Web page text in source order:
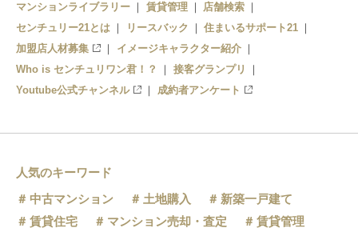
マンションライブラリー
賃貸管理
店舗検索
センチュリー21とは
リースバック
住まいるサポート21
加盟店人材募集
イメージキャラクター紹介
Who is センチュリワン君！？
接客グランプリ
Youtube公式チャンネル
成約者アンケート
人気のキーワード
中古マンション
土地購入
新築一戸建て
賃貸住宅
マンション売却・査定
賃貸管理